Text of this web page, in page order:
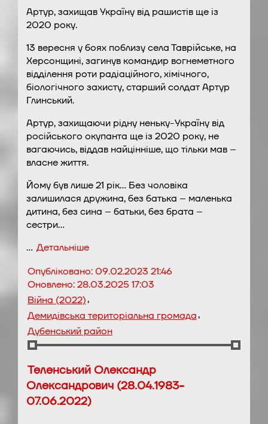
Артур, захищав Україну від рашистів ще із
2020 року.
13 вересня у боях поблизу села Таврійське, на
Херсонщині, загинув командир вогнеметного
відділення роти радіаційного, хімічного,
біологічного захисту, старший солдат Артур
Глинський.
Артур, захищаючи рідну неньку-Україну від
російського окупанта ще із 2020 року, не
вагаючись, віддав найцінніше, що тільки мав –
власне життя.
Йому був лише 21 рік… Без чоловіка
залишилася дружина, без батька – маленька
дитина, без сина – батьки, без брата –
сестри…
… Детальніше
Опубліковано:09.02.2023 21:46
Оновлено:28.03.2025 17:03
Війна (2022),
Демидівська територіальна громада,
Дубенський район
Теленський Олександр
Олександрович (28.04.1983-
07.06.2022)